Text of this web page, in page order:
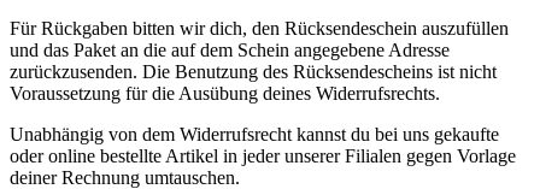
Für Rückgaben bitten wir dich, den Rücksendeschein auszufüllen
und das Paket an die auf dem Schein angegebene Adresse
zurückzusenden. Die Benutzung des Rücksendescheins ist nicht
Voraussetzung für die Ausübung deines Widerrufsrechts.
Unabhängig von dem Widerrufsrecht kannst du bei uns gekaufte
oder online bestellte Artikel in jeder unserer Filialen gegen Vorlage
deiner Rechnung umtauschen.